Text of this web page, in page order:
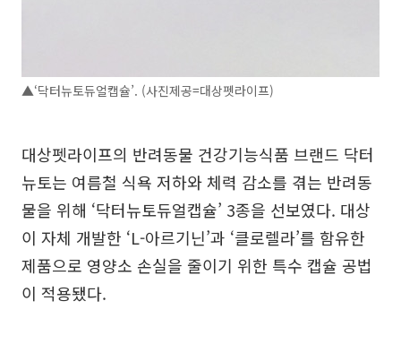
▲‘닥터뉴토듀얼캡슐’. (사진제공=대상펫라이프)
대상펫라이프의 반려동물 건강기능식품 브랜드 닥터
뉴토는 여름철 식욕 저하와 체력 감소를 겪는 반려동
물을 위해 ‘닥터뉴토듀얼캡슐’ 3종을 선보였다. 대상
이 자체 개발한 ‘L-아르기닌’과 ‘클로렐라’를 함유한
제품으로 영양소 손실을 줄이기 위한 특수 캡슐 공법
이 적용됐다.